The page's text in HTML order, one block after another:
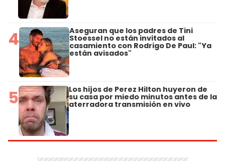
4 Aseguran que los padres de Tini
Stoessel no están invitados al
casamiento con Rodrigo De Paul: "Ya
están avisados"
5 Los hijos de Perez Hilton huyeron de
su casa por miedo minutos antes de la
aterradora transmisión en vivo